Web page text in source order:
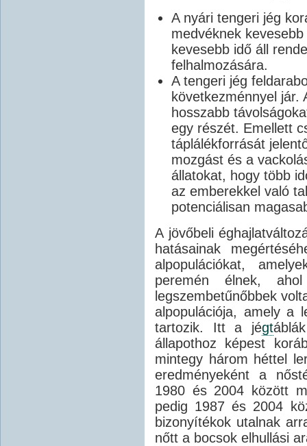
A nyári tengeri jég
medvéknek
kevesebb idő áll
felhalmozására.
A tengeri jég
következménnyel
hosszabb
egy részét. Emellett
táplálékforrását
mozgást és a
állatokat, hogy több
az emberekkel való
potenciálisan
A jövőbeli
hatásainak
alpopulációkat,
peremén élnek,
legszembetűnőbbek
alpopulációja, amely a
tartozik. Itt a jégt
állapothoz képest
mintegy három héttel
eredményeként a
1980 és 2004 között
pedig 1987 és 2004
bizonyítékok utalnak
nőtt a bocsok elhullási